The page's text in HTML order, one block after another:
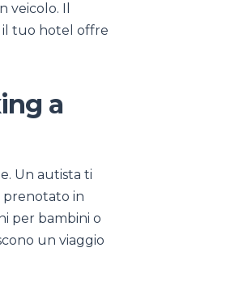
veicolo. Il
il tuo hotel offre
a
Un autista ti
prenotato in
per bambini o
un viaggio